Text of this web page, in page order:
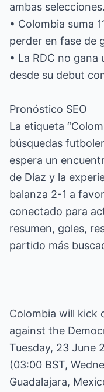
ambas selecciones.
• Colombia suma
perder en fase de
• La RDC no
desde su debut
Pronóstico SEO
La etiqueta
búsquedas
espera un
de Díaz y la
balanza 2-1 a
conectado para
resumen, goles,
partido más
Colombia will kick
against the
Tuesday, 23 June
(03:00 BST,
Guadalajara,